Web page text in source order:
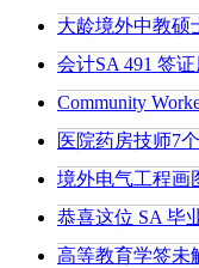
大龄境外中教硕
会计SA 491 签
Community
医院药房技师7
境外电气工程画
恭喜这位 SA 毕
高等教育学签未